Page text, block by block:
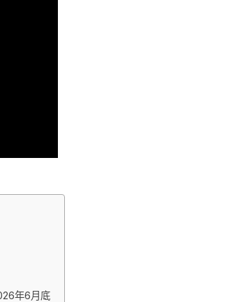
年6月底